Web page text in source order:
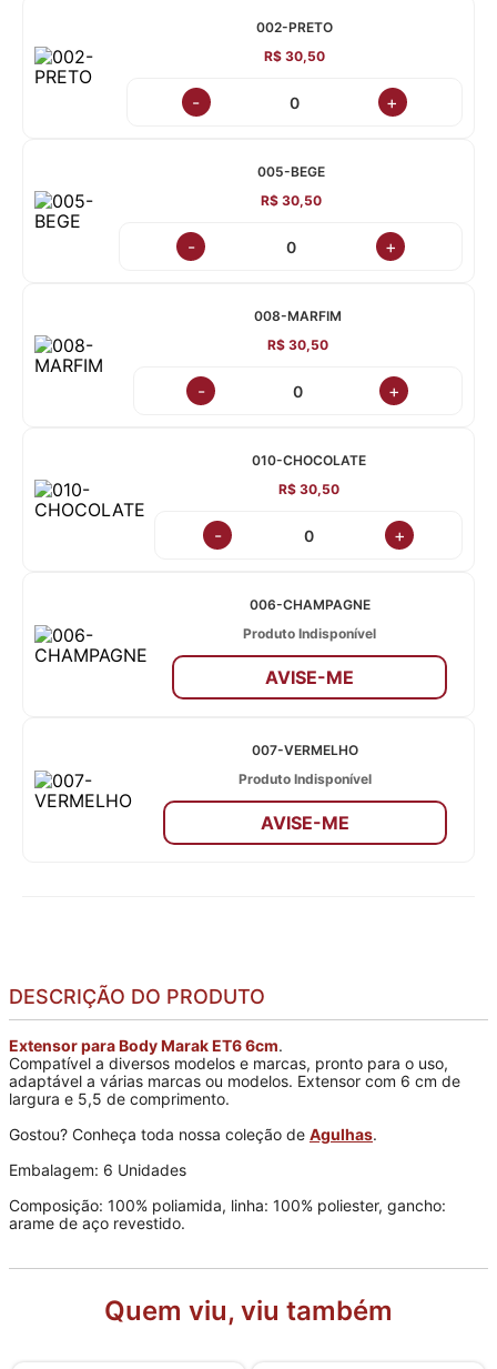
002-PRETO
R$ 30,50
- +
005-BEGE
R$ 30,50
- +
008-MARFIM
R$ 30,50
- +
010-CHOCOLATE
R$ 30,50
- +
006-CHAMPAGNE
Produto Indisponível
AVISE-ME
007-VERMELHO
Produto Indisponível
AVISE-ME
DESCRIÇÃO DO PRODUTO
Extensor para Body Marak ET6 6cm.
Compatível a diversos modelos e marcas, pronto para o uso,
adaptável a várias marcas ou modelos. Extensor com 6 cm de
largura e 5,5 de comprimento.
Gostou? Conheça toda nossa coleção de Agulhas.
Embalagem: 6 Unidades
Composição: 100% poliamida, linha: 100% poliester, gancho:
arame de aço revestido.
Quem viu, viu também